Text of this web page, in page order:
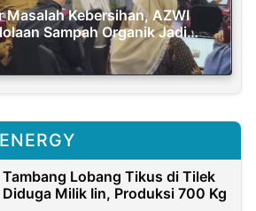
Masalah Kebersihan, AZWI
Sampah Organik Jadi
Tambang Lobang Tikus di Tilek
Diduga Milik Iin, Produksi 700 Kg